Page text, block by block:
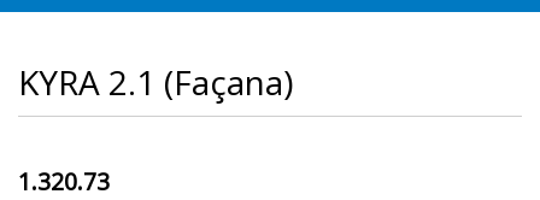
KYRA 2.1 (Façana)
1.320.73